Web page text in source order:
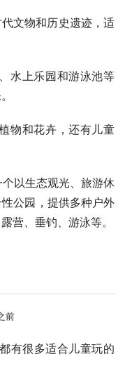
文物和历史遗迹，适
水上乐园和游泳池等
物和花卉，还有儿童
以生态观光、旅游休
公园，提供多种户外
营、垂钓、游泳等。
前
有很多适合儿童玩的